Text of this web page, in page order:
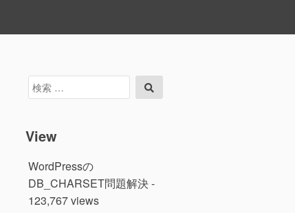
検
索
索
View
WordPressの
DB_CHARSET問題解決-
123,767 views